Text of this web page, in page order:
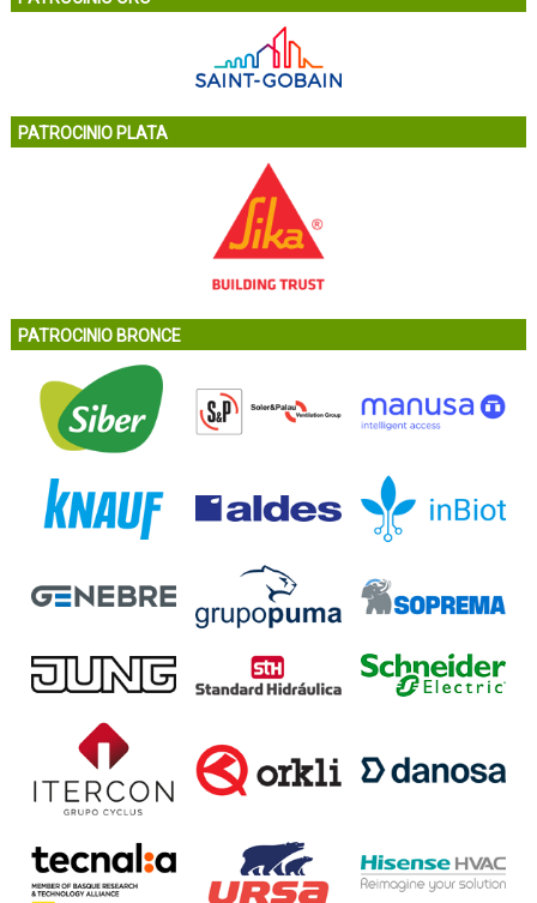
PATROCINIO PLATA
PATROCINIO BRONCE